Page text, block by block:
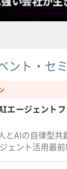
ント・セ
エージェント
とAIの自律型共
ェント活用最前